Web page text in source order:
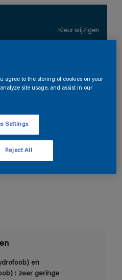
Kleur wijzigen
10L
verkooppunt
en
: zeer geringe
agree to the storing of cookies on your
site usage, and assist in our
Settings
Reject All